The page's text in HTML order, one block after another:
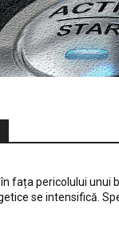
fața pericolului unui
se intensifică.